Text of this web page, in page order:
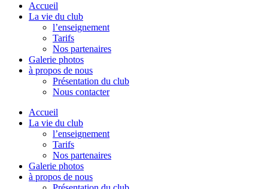
Accueil
La vie du club
l’enseignement
Tarifs
Nos partenaires
Galerie photos
à propos de nous
Présentation du club
Nous contacter
Accueil
La vie du club
l’enseignement
Tarifs
Nos partenaires
Galerie photos
à propos de nous